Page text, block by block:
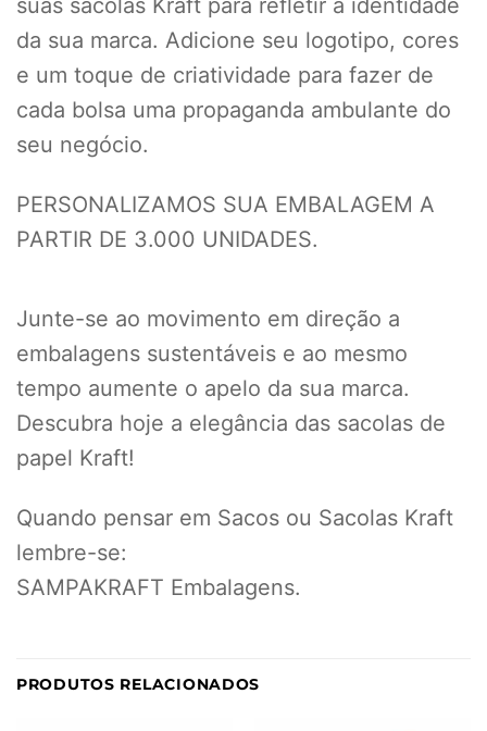
da sua marca. Adicione seu logotipo, cores
e um toque de criatividade para fazer de
cada bolsa uma propaganda ambulante do
seu negócio.
PERSONALIZAMOS SUA EMBALAGEM A
PARTIR DE 3.000 UNIDADES.
Junte-se ao movimento em direção a
embalagens sustentáveis e ao mesmo
tempo aumente o apelo da sua marca.
Descubra hoje a elegância das sacolas de
papel Kraft!
Quando pensar em Sacos ou Sacolas Kraft
lembre-se:
SAMPAKRAFT Embalagens.
PRODUTOS RELACIONADOS